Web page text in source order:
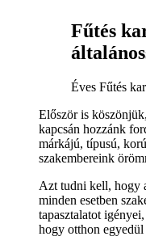
Fűtés
Éves Fűtés
Először is
kapcsán hozzánk
márkájú, típusú,
szakembereink
Azt tudni kell, hogy
minden esetben
tapasztalatot
hogy otthon